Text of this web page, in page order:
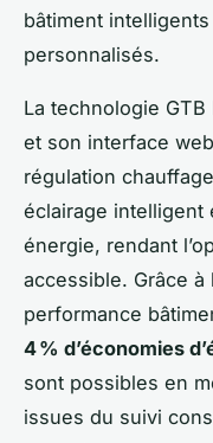
bâtiment
personnalisés.
La technologie
et son interface
régulation
éclairage intelligent
énergie, rendant
accessible. Grâce à
performance
4 % d’économies
sont possibles en
issues du suivi